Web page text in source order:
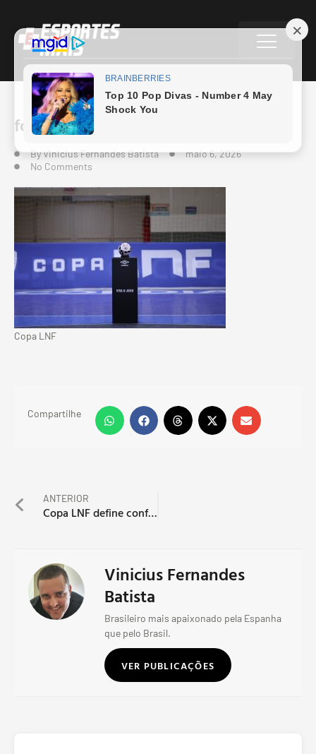
foto
ByVinicius Fernandes Batista
maio 6, 2026
No Comments
Copa LNF
Compartilhe
ANTERIOR
Copa LNF define confrontos das oitavas de final
Vinicius Fernandes
Batista
Brasileiro mais apaixonado pela Espanha
que pelo Brasil.
VER PUBLICAÇÕES